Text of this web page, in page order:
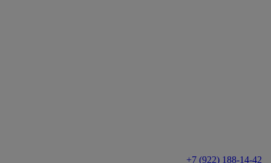
+7 (922) 188-14-42